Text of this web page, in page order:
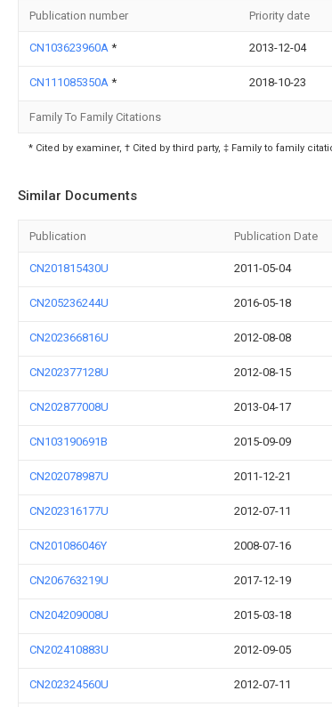
Publication number Priority date
CN103623960A * 2013-12-04
CN111085350A * 2018-10-23
Family To Family Citations
* Cited by examiner, † Cited by third party, ‡ Family to family
Similar Documents
Publication Publication Date
CN201815430U 2011-05-04
CN205236244U 2016-05-18
CN202366816U 2012-08-08
CN202377128U 2012-08-15
CN202877008U 2013-04-17
CN103190691B 2015-09-09
CN202078987U 2011-12-21
CN202316177U 2012-07-11
CN201086046Y 2008-07-16
CN206763219U 2017-12-19
CN204209008U 2015-03-18
CN202410883U 2012-09-05
CN202324560U 2012-07-11